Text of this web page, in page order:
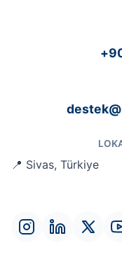
📍 Sivas, Türkiye